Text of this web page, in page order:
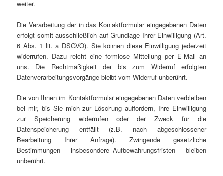
weiter.
Die Verarbeitung der in das Kontaktformular eingegebenen Daten
erfolgt somit ausschließlich auf Grundlage Ihrer Einwilligung (Art.
6 Abs. 1 lit. a DSGVO). Sie können diese Einwilligung jederzeit
widerrufen. Dazu reicht eine formlose Mitteilung per E-Mail an
uns. Die Rechtmäßigkeit der bis zum Widerruf erfolgten
Datenverarbeitungsvorgänge bleibt vom Widerruf unberührt.
Die von Ihnen im Kontaktformular eingegebenen Daten verbleiben
bei mir, bis Sie mich zur Löschung auffordern, Ihre Einwilligung
zur Speicherung widerrufen oder der Zweck für die
Datenspeicherung entfällt (z.B. nach abgeschlossener
Bearbeitung Ihrer Anfrage). Zwingende gesetzliche
Bestimmungen – insbesondere Aufbewahrungsfristen – bleiben
unberührt.